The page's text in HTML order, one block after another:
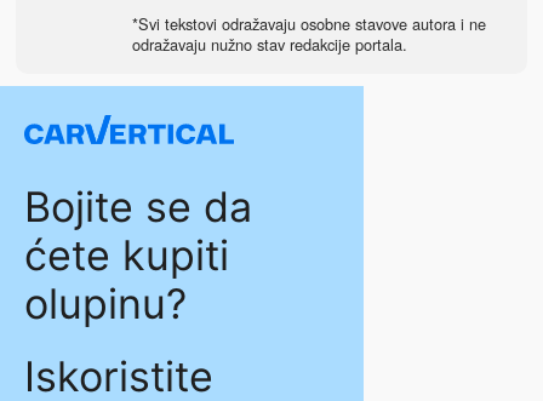
*Svi tekstovi odražavaju osobne stavove autora i ne
odražavaju nužno stav redakcije portala.